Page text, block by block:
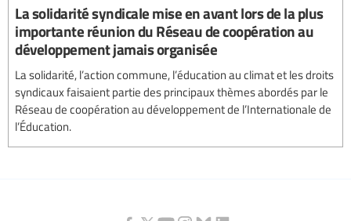
La solidarité syndicale mise en avant lors de la plus
importante réunion du Réseau de coopération au
développement jamais organisée
La solidarité, l’action commune, l’éducation au climat et les droits
syndicaux faisaient partie des principaux thèmes abordés par le
Réseau de coopération au développement de l’Internationale de
l’Éducation.